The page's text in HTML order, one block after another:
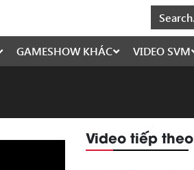
GAMESHOW KHÁC VIDEO SVM
Video tiếp theo